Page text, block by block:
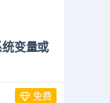
统变量或
免费